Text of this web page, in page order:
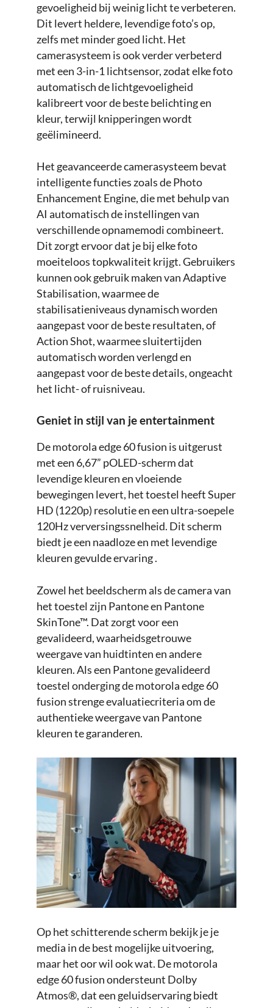
gevoeligheid bij weinig licht te verbeteren.
Dit levert heldere, levendige foto’s op,
zelfs met minder goed licht. Het
camerasysteem is ook verder verbeterd
met een 3-in-1 lichtsensor, zodat elke foto
automatisch de lichtgevoeligheid
kalibreert voor de beste belichting en
kleur, terwijl knipperingen wordt
geëlimineerd.
Het geavanceerde camerasysteem bevat
intelligente functies zoals de Photo
Enhancement Engine, die met behulp van
AI automatisch de instellingen van
verschillende opnamemodi combineert.
Dit zorgt ervoor dat je bij elke foto
moeiteloos topkwaliteit krijgt. Gebruikers
kunnen ook gebruik maken van Adaptive
Stabilisation, waarmee de
stabilisatieniveaus dynamisch worden
aangepast voor de beste resultaten, of
Action Shot, waarmee sluitertijden
automatisch worden verlengd en
aangepast voor de beste details, ongeacht
het licht- of ruisniveau.
Geniet in stijl van je entertainment
De motorola edge 60 fusion is uitgerust
met een 6,67” pOLED-scherm dat
levendige kleuren en vloeiende
bewegingen levert, het toestel heeft Super
HD (1220p) resolutie en een ultra-soepele
120Hz verversingssnelheid. Dit scherm
biedt je een naadloze en met levendige
kleuren gevulde ervaring .
Zowel het beeldscherm als de camera van
het toestel zijn Pantone en Pantone
SkinTone™. Dat zorgt voor een
gevalideerd, waarheidsgetrouwe
weergave van huidtinten en andere
kleuren. Als een Pantone gevalideerd
toestel onderging de motorola edge 60
fusion strenge evaluatiecriteria om de
authentieke weergave van Pantone
kleuren te garanderen.
Op het schitterende scherm bekijk je je
media in de best mogelijke uitvoering,
maar het oor wil ook wat. De motorola
edge 60 fusion ondersteunt Dolby
Atmos®, dat een geluidservaring biedt